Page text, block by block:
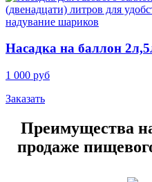
Насадка на баллон
1 000 руб
Заказать
Преимущества
продаже